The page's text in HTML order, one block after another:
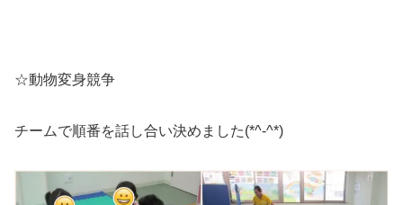
☆動物変身競争
チームで順番を話し合い決めました(*^-^*)